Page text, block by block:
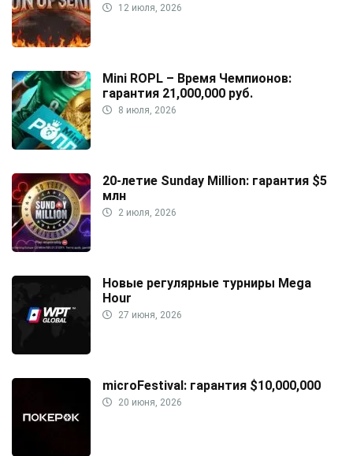
12 июля, 2026
Mini ROPL – Время Чемпионов:
гарантия 21,000,000 руб.
8 июля, 2026
20-летие Sunday Million: гарантия $5
млн
2 июля, 2026
Новые регулярные турниры Mega
Hour
27 июня, 2026
microFestival: гарантия $10,000,000
20 июня, 2026